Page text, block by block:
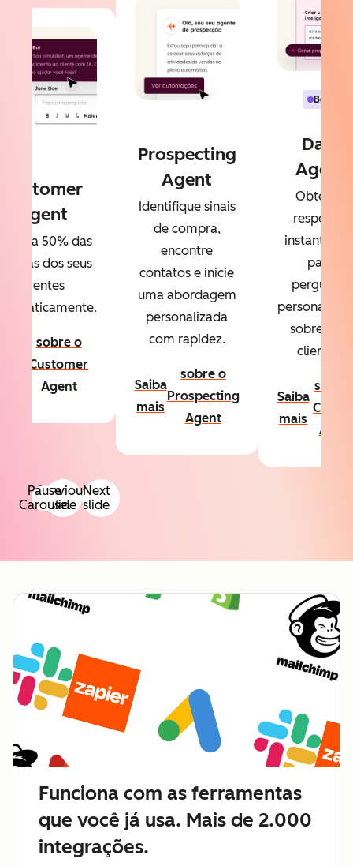
Previous
slide
Next
slide
Customer
Agent
50% das
dos seus
clientes
sobre o
Customer
Agent
Prospecting
Agent
Identifique sinais
de compra,
encontre
contatos e inicie
uma abordagem
personalizada
com rapidez.
Saiba
mais
sobre o
Prospecting
Agent
Beta
Data
Agent
Obtenha
respostas
para
perguntas
sobre seus
clientes.
Saiba
mais
sobre
Pause
Carousel
Funciona com as ferramentas
que você já usa. Mais de 2.000
integrações.